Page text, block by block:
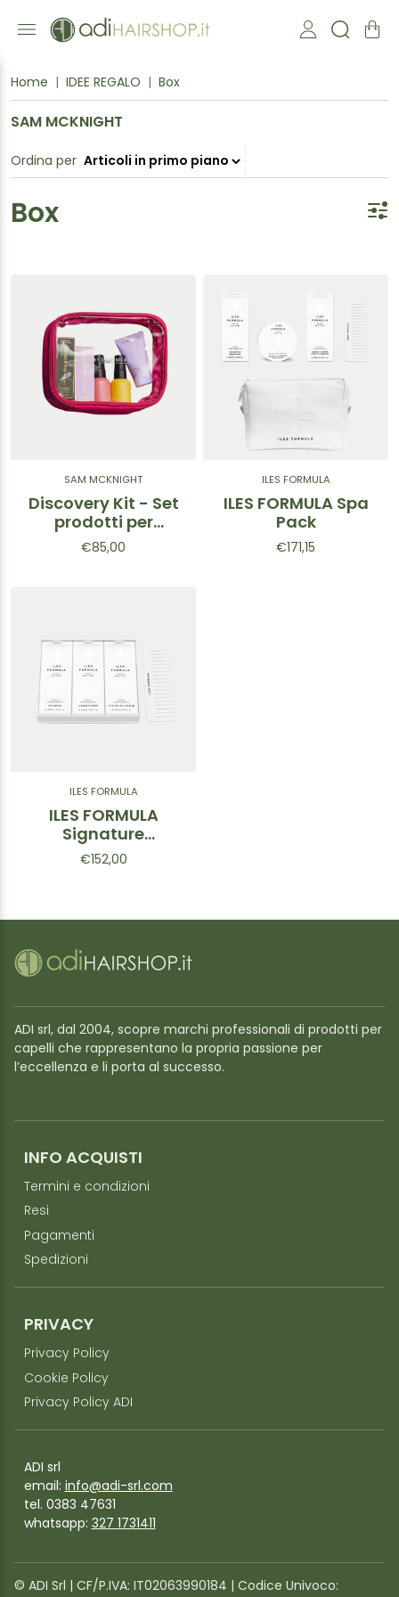
Home IDEE REGALO Box
SAM MCKNIGHT
Ordina per
Box
SAM MCKNIGHT
Discovery Kit - Set
prodotti per
capelli 5pz.
€85,00
ILES FORMULA
ILES FORMULA Spa
Pack
€171,15
ILES FORMULA
ILES FORMULA
Signature
Collection Box
€152,00
ADI srl, dal 2004, scopre marchi professionali di prodotti per
capelli che rappresentano la propria passione per
l’eccellenza e li porta al successo.
INFO ACQUISTI
Termini e condizioni
Resi
Pagamenti
Spedizioni
PRIVACY
Privacy Policy
Cookie Policy
Privacy Policy ADI
ADI srl
email: info@adi-srl.com
tel. 0383 47631
whatsapp: 327 1731411
©️ ADI Srl | CF/P.IVA: IT02063990184 | Codice Univoco: